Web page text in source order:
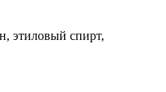
этиловый спирт,